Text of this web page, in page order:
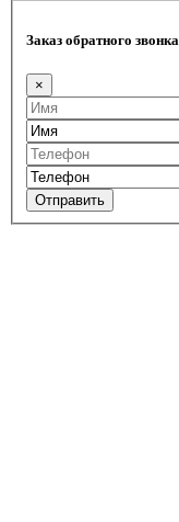
Заказ обратного звонка
×
Отправить